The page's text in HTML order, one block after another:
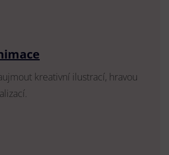
kreativní ilustrací, hravou